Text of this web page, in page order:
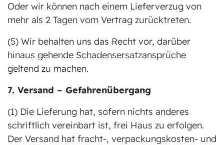
Oder wir können nach einem Lieferverzug von
mehr als 2 Tagen vom Vertrag zurücktreten.
(5) Wir behalten uns das Recht vor, darüber
hinaus gehende Schadensersatzansprüche
geltend zu machen.
7. Versand – Gefahrenübergang
(1) Die Lieferung hat, sofern nichts anderes
schriftlich vereinbart ist, frei Haus zu erfolgen.
Der Versand hat fracht-, verpackungskosten- und